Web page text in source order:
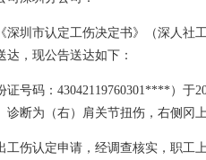
深圳市认定工伤决定书》（深人社
，现公告送达如下：
号码：43042119760301****）于
诊断为（右）肩关节扭伤，右侧冈
工伤认定申请，经调查核实，职